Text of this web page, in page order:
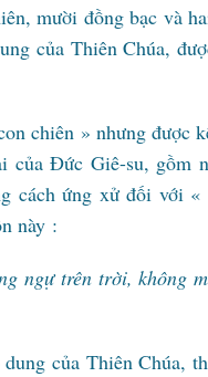
mười đồng bạc và
của Thiên Chúa,
chiên » nhưng được
của Đức Giê-su, gồm
cách ứng xử đối với
này :
ngự trên trời, không
của Thiên Chúa,